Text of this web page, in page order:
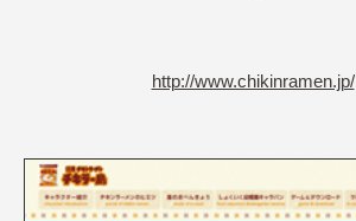
http://www.chikinramen.jp/